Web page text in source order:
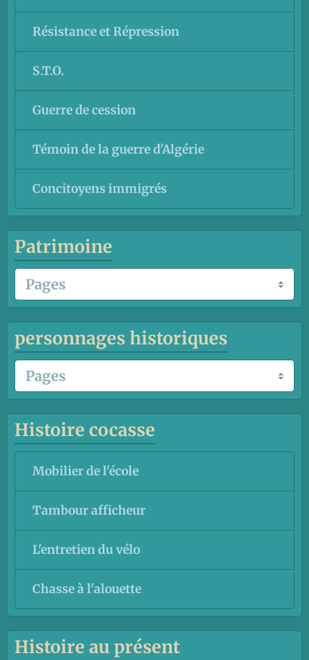
Résistance et Répression
S.T.O.
Guerre de cession
Témoin de la guerre d'Algérie
Concitoyens immigrés
Patrimoine
personnages historiques
Histoire cocasse
Mobilier de l'école
Tambour afficheur
L'entretien du vélo
Chasse à l'alouette
Histoire au présent